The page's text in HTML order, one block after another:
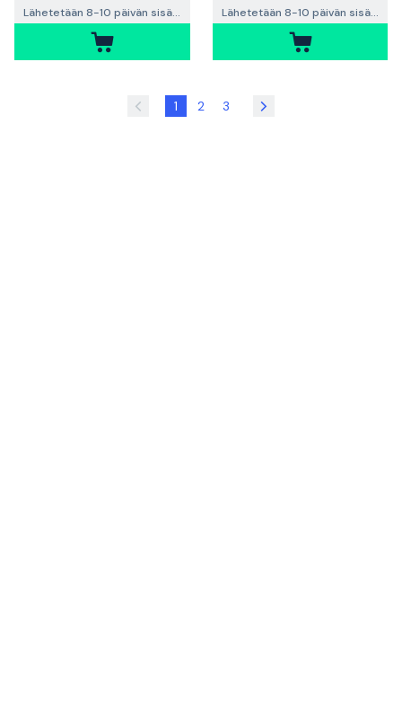
Lähetetään 8-10 päivän sisällä Lähetetään 8-10 päivän sisällä
1 2 3